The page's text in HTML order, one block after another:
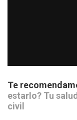
Te
estarlo? Tu
civil